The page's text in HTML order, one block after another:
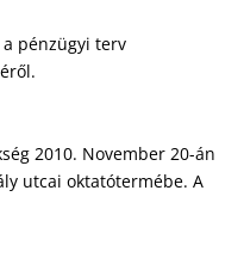
pénzügyi terv
2010. November 20-án
utcai oktatótermébe. A